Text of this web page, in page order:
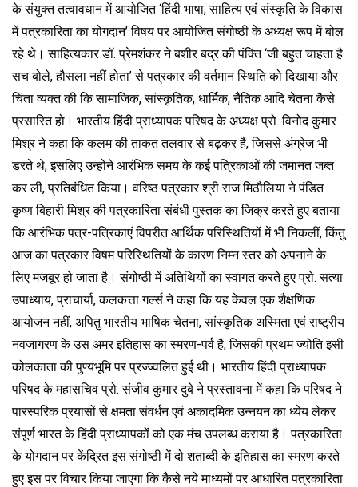
के संयुक्त तत्वावधान में आयोजित ‘हिंदी भाषा, साहित्य एवं संस्कृति के विकास
में पत्रकारिता का योगदान’ विषय पर आयोजित संगोष्ठी के अध्यक्ष रूप में बोल
रहे थे। साहित्यकार डॉ. प्रेमशंकर ने बशीर बद्र की पंक्ति ‘जी बहुत चाहता है
सच बोले, हौसला नहीं होता’ से पत्रकार की वर्तमान स्थिति को दिखाया और
चिंता व्यक्त की कि सामाजिक, सांस्कृतिक, धार्मिक, नैतिक आदि चेतना कैसे
प्रसारित हो। भारतीय हिंदी प्राध्यापक परिषद के अध्यक्ष प्रो. विनोद कुमार
मिश्र ने कहा कि कलम की ताकत तलवार से बढ़कर है, जिससे अंग्रेज भी
डरते थे, इसलिए उन्होंने आरंभिक समय के कई पत्रिकाओं की जमानत जब्त
कर ली, प्रतिबंधित किया। वरिष्ठ पत्रकार श्री राज मिठौलिया ने पंडित
कृष्ण बिहारी मिश्र की पत्रकारिता संबंधी पुस्तक का जिक्र करते हुए बताया
कि आरंभिक पत्र-पत्रिकाएं विपरीत आर्थिक परिस्थितियों में भी निकलीं, किंतु
आज का पत्रकार विषम परिस्थितियों के कारण निम्न स्तर को अपनाने के
लिए मजबूर हो जाता है। संगोष्ठी में अतिथियों का स्वागत करते हुए प्रो. सत्या
उपाध्याय, प्राचार्या, कलकत्ता गर्ल्स ने कहा कि यह केवल एक शैक्षणिक
आयोजन नहीं, अपितु भारतीय भाषिक चेतना, सांस्कृतिक अस्मिता एवं राष्ट्रीय
नवजागरण के उस अमर इतिहास का स्मरण-पर्व है, जिसकी प्रथम ज्योति इसी
कोलकाता की पुण्यभूमि पर प्रज्ज्वलित हुई थी। भारतीय हिंदी प्राध्यापक
परिषद के महासचिव प्रो. संजीव कुमार दुबे ने प्रस्तावना में कहा कि परिषद ने
पारस्परिक प्रयासों से क्षमता संवर्धन एवं अकादमिक उन्नयन का ध्येय लेकर
संपूर्ण भारत के हिंदी प्राध्यापकों को एक मंच उपलब्ध कराया है। पत्रकारिता
के योगदान पर केंद्रित इस संगोष्ठी में दो शताब्दी के इतिहास का स्मरण करते
हुए इस पर विचार किया जाएगा कि कैसे नये माध्यमों पर आधारित पत्रकारिता